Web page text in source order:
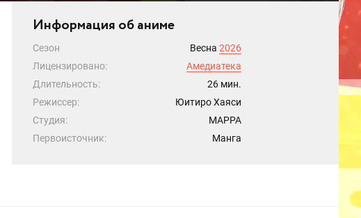
Информация об аниме
Сезон Весна 2026
Лицензировано:
Амедиатека
Длительность:
26 мин.
Режиссер:
Юитиро Хаяси
Студия:
MAPPA
Первоисточник:
Манга